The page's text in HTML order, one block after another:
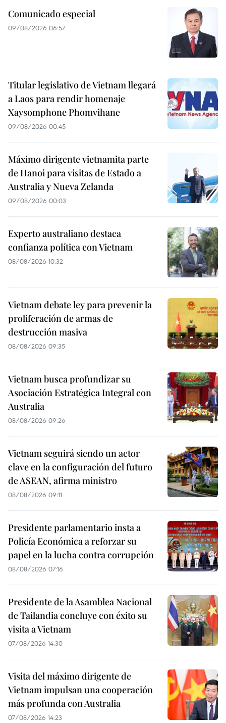
Comunicado especial
09/08/2026 06:57
Titular legislativo de Vietnam llegará
a Laos para rendir homenaje
Xaysomphone Phomvihane
09/08/2026 00:45
Máximo dirigente vietnamita parte
de Hanoi para visitas de Estado a
Australia y Nueva Zelanda
09/08/2026 00:03
Experto australiano destaca
confianza política con Vietnam
08/08/2026 10:32
Vietnam debate ley para prevenir la
proliferación de armas de
destrucción masiva
08/08/2026 09:35
Vietnam busca profundizar su
Asociación Estratégica Integral con
Australia
08/08/2026 09:26
Vietnam seguirá siendo un actor
clave en la configuración del futuro
de ASEAN, afirma ministro
08/08/2026 09:11
Presidente parlamentario insta a
Policía Económica a reforzar su
papel en la lucha contra corrupción
08/08/2026 07:16
Presidente de la Asamblea Nacional
de Tailandia concluye con éxito su
visita a Vietnam
07/08/2026 14:30
Visita del máximo dirigente de
Vietnam impulsan una cooperación
más profunda con Australia
07/08/2026 14:23